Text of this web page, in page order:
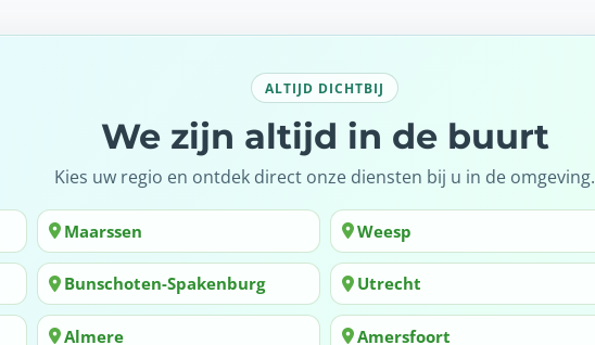
ALTIJD DICHTBIJ
We zijn altijd in de buurt
Kies uw regio en ontdek direct onze diensten bij u in de omgeving.
Maarssen Weesp
Bunschoten-Spakenburg Utrecht
Almere Amersfoort